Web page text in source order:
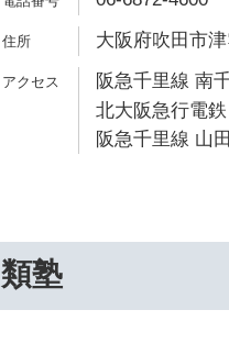
大阪府吹田市
阪急千里線 南
北大阪急行電
阪急千里線 山
類塾